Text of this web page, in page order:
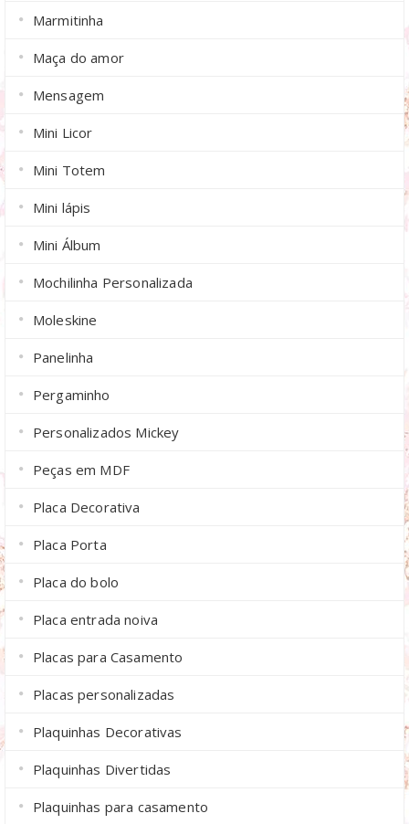
Marmitinha
Maça do amor
Mensagem
Mini Licor
Mini Totem
Mini lápis
Mini Álbum
Mochilinha Personalizada
Moleskine
Panelinha
Pergaminho
Personalizados Mickey
Peças em MDF
Placa Decorativa
Placa Porta
Placa do bolo
Placa entrada noiva
Placas para Casamento
Placas personalizadas
Plaquinhas Decorativas
Plaquinhas Divertidas
Plaquinhas para casamento